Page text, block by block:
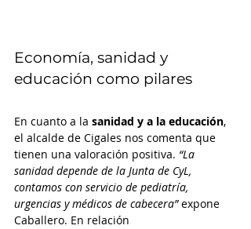
Economía, sanidad y
educación como pilares
En cuanto a la sanidad y a la educación,
el alcalde de Cigales nos comenta que
tienen una valoración positiva. “La
sanidad depende de la Junta de CyL,
contamos con servicio de pediatría,
urgencias y médicos de cabecera” expone
Caballero. En relación